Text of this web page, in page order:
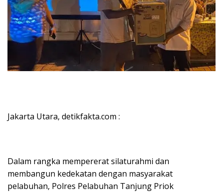
Jakarta Utara, detikfakta.com :
Dalam rangka mempererat silaturahmi dan
membangun kedekatan dengan masyarakat
pelabuhan, Polres Pelabuhan Tanjung Priok